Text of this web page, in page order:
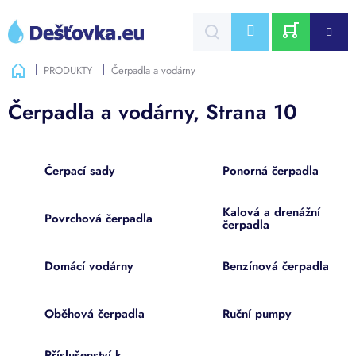
obsah
CZK
NÁKUPNÍ
DomůPRODUKTY Čerpadla a vodárny
Čerpadla a vodárny, Strana 10
Čerpací sady Ponorná čerpadla
Povrchová čerpadla Kalová a drenážní
čerpadla
Domácí vodárny Benzínová čerpadla
Oběhová čerpadla Ruční pumpy